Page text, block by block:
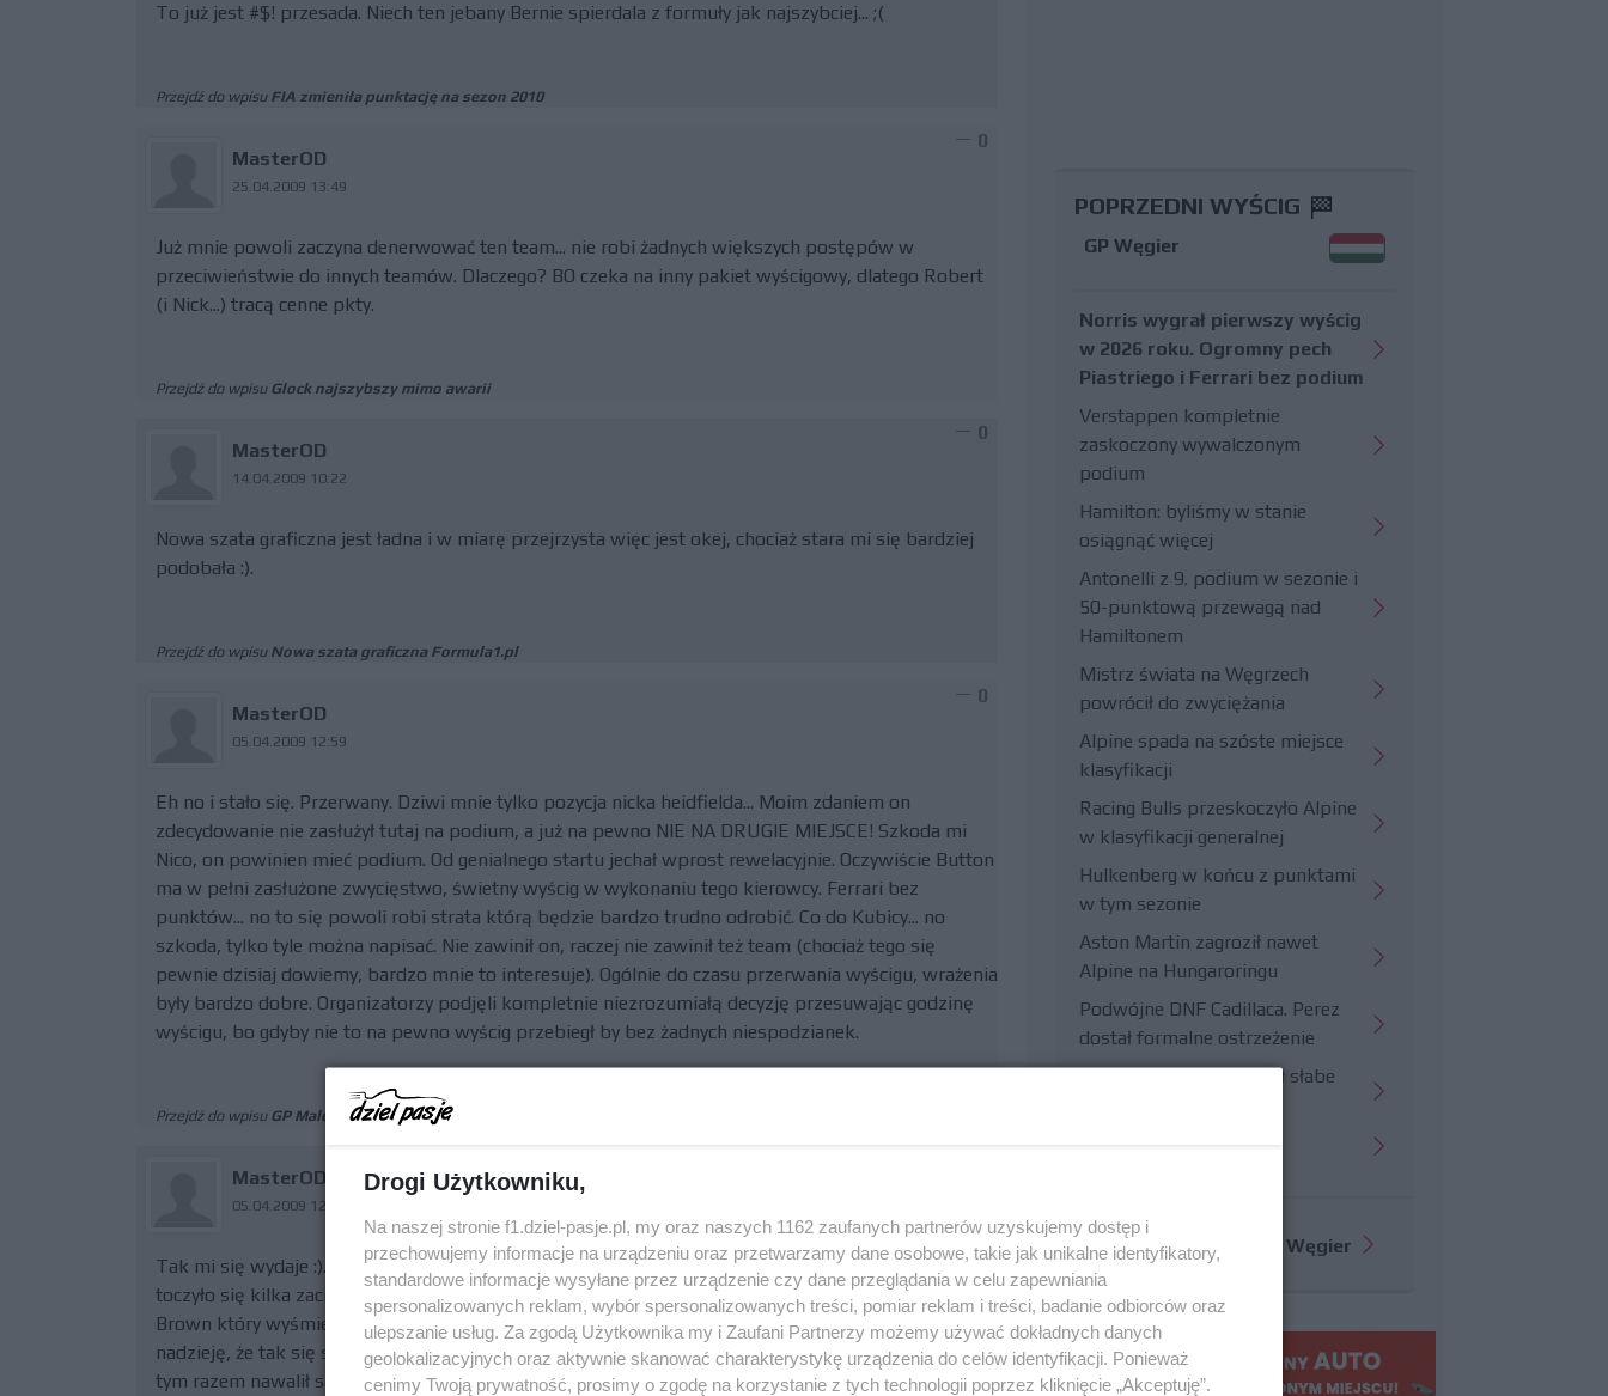
To już jest #$! przesada. Niech ten jebany Bernie spierdala z formuły jak najszybciej... ;(
Przejdź do wpisu FIA zmieniła punktację na sezon 2010
MasterOD
25.04.2009 13:49
0
Już mnie powoli zaczyna denerwować ten team... nie robi żadnych większych postępów w
przeciwieństwie do innych teamów. Dlaczego? BO czeka na inny pakiet wyścigowy, dlatego Robert
(i Nick...) tracą cenne pkty.
Przejdź do wpisu Glock najszybszy mimo awarii
MasterOD
14.04.2009 10:22
0
Nowa szata graficzna jest ładna i w miarę przejrzysta więc jest okej, chociaż stara mi się bardziej
podobała :).
Przejdź do wpisu Nowa szata graficzna Formula1.pl
MasterOD
05.04.2009 12:59
0
Eh no i stało się. Przerwany. Dziwi mnie tylko pozycja nicka heidfielda... Moim zdaniem on
zdecydowanie nie zasłużył tutaj na podium, a już na pewno NIE NA DRUGIE MIEJSCE! Szkoda mi
Nico, on powinien mieć podium. Od genialnego startu jechał wprost rewelacyjnie. Oczywiście Button
ma w pełni zasłużone zwycięstwo, świetny wyścig w wykonaniu tego kierowcy. Ferrari bez
punktów... no to się powoli robi strata którą będzie bardzo trudno odrobić. Co do Kubicy... no
szkoda, tylko tyle można napisać. Nie zawinił on, raczej nie zawinił też team (chociaż tego się
pewnie dzisiaj dowiemy, bardzo mnie to interesuje). Ogólnie do czasu przerwania wyścigu, wrażenia
były bardzo dobre. Organizatorzy podjęli kompletnie niezrozumiałą decyzję przesuwając godzinę
wyścigu, bo gdyby nie to na pewno wyścig przebiegł by bez żadnych niespodzianek.
Przejdź do wpisu GP Malezji przerwane po 32 okrażeniach
MasterOD
05.04.2009 12:31
Tak mi się wydaje :). A mi wyścig, do póki go nie przerwali bardzo się podobał. W trakcie wyścigu
toczyło się kilka zaciętych i bardzo ciekawych walk o różne pozycje. Bardzo ładnie spisał się Ros
Brown który wyśmienicie dobrał opony, i całą strategię do wyścigu. Jeśli wznowią wyścig (a mam
nadzieję, że tak się stanie) to wyścig zaliczę do udanych :D... mimo, że Kubica znowu miał pecha,
tym razem nawalił samochód. Eh,.,,
POPRZEDNI WYŚCIG
GP Węgier
Norris wygrał pierwszy wyścig
w 2026 roku. Ogromny pech
Piastriego i Ferrari bez podium
Verstappen kompletnie
zaskoczony wywalczonym
podium
Hamilton: byliśmy w stanie
osiągnąć więcej
Antonelli z 9. podium w sezonie i
50-punktową przewagą nad
Hamiltonem
Mistrz świata na Węgrzech
powrócił do zwyciężania
Alpine spada na szóste miejsce
klasyfikacji
Racing Bulls przeskoczyło Alpine
w klasyfikacji generalnej
Hulkenberg w końcu z punktami
w tym sezonie
Aston Martin zagroził nawet
Alpine na Hungaroringu
Podwójne DNF Cadillaca. Perez
dostał formalne ostrzeżenie
Hungaroring potwierdził słabe
Więcej informacji o GP Węgier
Drogi Użytkowniku,
Na naszej stronie f1.dziel-pasje.pl, my oraz naszych 1162 zaufanych partnerów uzyskujemy dostęp i
przechowujemy informacje na urządzeniu oraz przetwarzamy dane osobowe, takie jak unikalne identyfikatory,
standardowe informacje wysyłane przez urządzenie czy dane przeglądania w celu zapewniania
spersonalizowanych reklam, wybór spersonalizowanych treści, pomiar reklam i treści, badanie odbiorców oraz
ulepszanie usług. Za zgodą Użytkownika my i Zaufani Partnerzy możemy używać dokładnych danych
geolokalizacyjnych oraz aktywnie skanować charakterystykę urządzenia do celów identyfikacji. Ponieważ
cenimy Twoją prywatność, prosimy o zgodę na korzystanie z tych technologii poprzez kliknięcie „Akceptuję”.